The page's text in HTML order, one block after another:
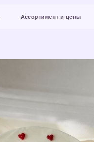
Ассортимент и цены Начинки